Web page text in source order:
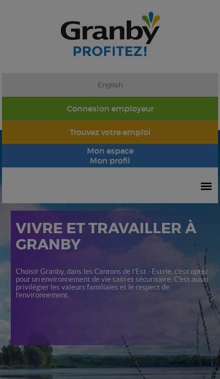
English
Connexion employeur
Trouvez votre emploi
Mon espace
Mon profil
VIVRE ET TRAVAILLER À
GRANBY
Choisir Granby, dans les Cantons de l’Est - Estrie, c’est opter
pour un environnement de vie sain et sécuritaire. C’est aussi
privilégier les valeurs familiales et le respect de
l’environnement.